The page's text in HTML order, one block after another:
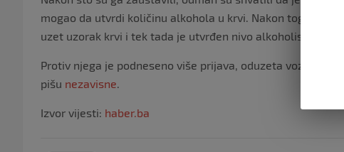
mogao da utvrdi količinu alkohola u krvi. Nakon toga, on
uzet uzorak krvi i tek tada je utvrđen nivo alkoholisanosti,
Protiv njega je podneseno više prijava, oduzeta vozačka
pišu nezavisne.
Izvor vijesti: haber.ba